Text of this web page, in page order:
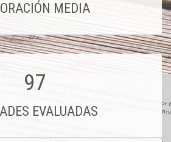
MEDIA
97
EVALUADAS